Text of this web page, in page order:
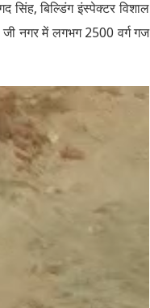
सिंह, बिल्डिंग इंस्पेक्टर विशाल
जी नगर में लगभग 2500 वर्ग गज